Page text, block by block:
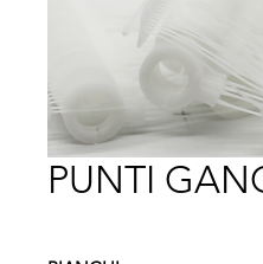
PUNTI